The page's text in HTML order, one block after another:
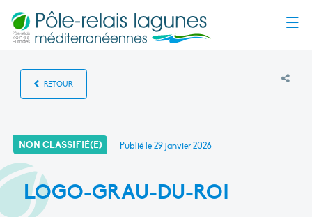
RETOUR
NON CLASSIFIÉ(E) Publié le29 janvier 2026
LOGO-GRAU-DU-ROI